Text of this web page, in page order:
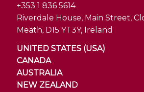
+353 1 836 5614
Riverdale House, Main Street,
Meath, D15 YT3Y, Ireland
UNITED STATES (USA)
CANADA
AUSTRALIA
NEW ZEALAND